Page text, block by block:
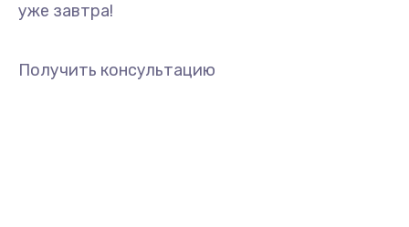
уже завтра!
Получить консультацию